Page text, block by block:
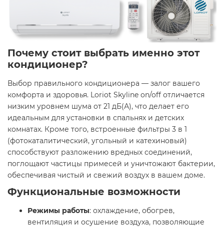
Почему стоит выбрать именно этот
кондиционер?
Выбор правильного кондиционера — залог вашего
комфорта и здоровья. Loriot Skyline on/off отличается
низким уровнем шума от 21 дБ(А), что делает его
идеальным для установки в спальнях и детских
комнатах. Кроме того, встроенные фильтры 3 в 1
(фотокаталитический, угольный и катехиновый)
способствуют разложению вредных соединений,
поглощают частицы примесей и уничтожают бактерии,
обеспечивая чистый и свежий воздух в вашем доме. ​
Функциональные возможности
Режимы работы: охлаждение, обогрев,
вентиляция и осушение воздуха, позволяющие